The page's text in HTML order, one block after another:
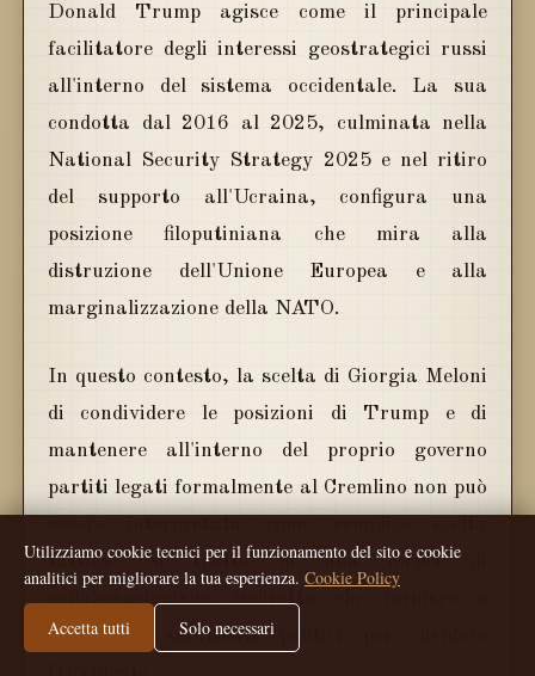
Donald Trump agisce come il principale
facilitatore degli interessi geostrategici russi
all'interno del sistema occidentale. La sua
condotta dal 2016 al 2025, culminata nella
National Security Strategy 2025 e nel ritiro
del supporto all'Ucraina, configura una
posizione filoputiniana che mira alla
distruzione dell'Unione Europea e alla
marginalizzazione della NATO.
In questo contesto, la scelta di Giorgia Meloni
di condividere le posizioni di Trump e di
mantenere all'interno del proprio governo
partiti legati formalmente al Cremlino non può
tattica. Si tratta di una forma di
collaborazionismo indiretto che fornisce a
Putin gli strumenti politici per dividere
Utilizziamo cookie tecnici per il funzionamento del sito e cookie
analitici per migliorare la tua esperienza. Cookie Policy
Accetta tutti Solo necessari